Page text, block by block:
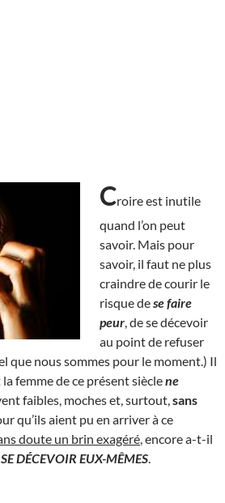
Croire est inutile
quand l’on peut
savoir. Mais pour
savoir, il faut ne plus
craindre de courir le
risque dese faire
peur , de se décevoir
au point de refuser
que nous sommes pour le moment.) Il
femme de ce présent sièclene
faibles, moches et, surtout, sans
qu’ils aient pu en arriver à ce
doute un brin exagéré , encore a-t-il
SE DÉCEVOIR EUX-MÊMES